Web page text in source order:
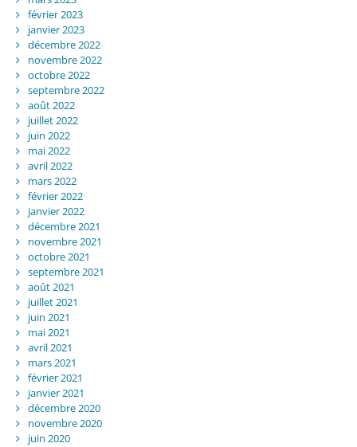
février 2023
janvier 2023
décembre 2022
novembre 2022
octobre 2022
septembre 2022
août 2022
juillet 2022
juin 2022
mai 2022
avril 2022
mars 2022
février 2022
janvier 2022
décembre 2021
novembre 2021
octobre 2021
septembre 2021
août 2021
juillet 2021
juin 2021
mai 2021
avril 2021
mars 2021
février 2021
janvier 2021
décembre 2020
novembre 2020
juin 2020